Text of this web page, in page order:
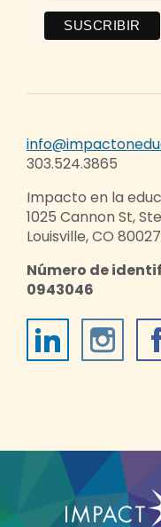
303.524.3865
Impacto en la
1025 Cannon St,
Louisville, CO 80027
Número de
0943046